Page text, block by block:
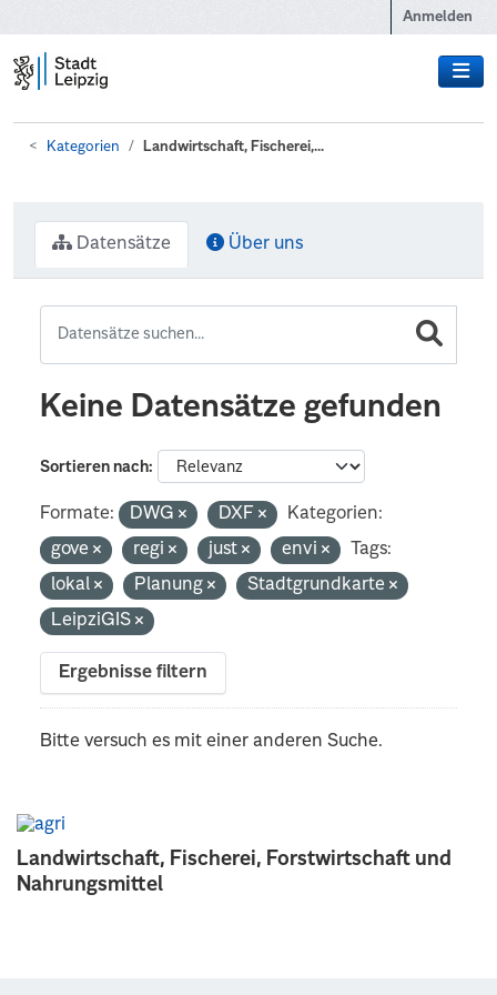
Anmelden
Kategorien Landwirtschaft, Fischerei,...
Landwirtschaft, Fischerei, Forstwirtschaft und
Nahrungsmittel
Datensätze Über uns
Keine Datensätze gefunden
Sortieren nach
Formate: DWG DXF
Kategorien:
gove
regi just envi
Tags:
lokal
Planung
Stadtgrundkarte
LeipziGIS
Ergebnisse filtern
Bitte versuch es mit einer anderen Suche.